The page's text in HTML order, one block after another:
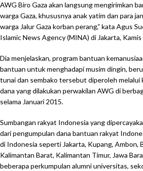
AWG Biro Gaza akan langsung mengirimkan
warga Gaza, khususnya anak yatim dan para
warga Jalur Gaza korban perang,” kata Agus
Islamic News Agency (MINA) di Jakarta, Kamis
Dia menjelaskan, program bantuan
bantuan untuk menghadapi musim dingin,
tunai dan sembako tersebut diperoleh melalui
dana yang dilakukan perwakilan AWG di
selama Januari 2015.
Sumbangan rakyat Indonesia yang
dari pengumpulan dana bantuan rakyat
di Indonesia seperti Jakarta, Kupang, Ambon,
Kalimantan Barat, Kalimantan Timur, Jawa
beberapa perkumpulan alumni universitas,